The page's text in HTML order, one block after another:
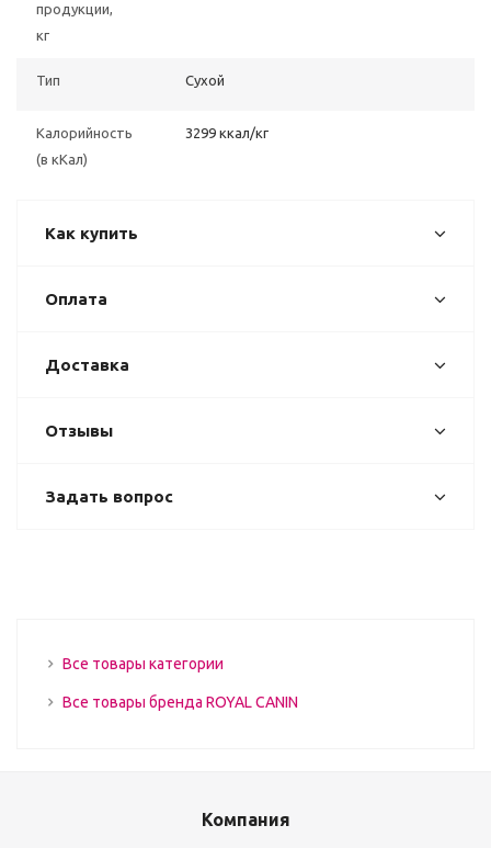
продукции,
кг
Тип Сухой
Калорийность
(в кКал)
3299 ккал/кг
Как купить
Оплата
Доставка
Отзывы
Задать вопрос
Все товары категории
Все товары бренда ROYAL CANIN
Компания